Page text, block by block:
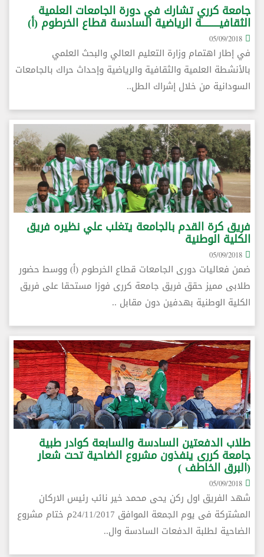
جامعة كرري تشارك في دورة الجامعات العلمية
الثقافيــــــــــة الرياضية السادسة قطاع الخرطوم (أ)
05/09/2018
في إطار اهتمام وزارة التعليم العالي والبحث العلمي
بالأنشطة العلمية والثقافية والرياضية وإحداث حراك بالجامعات
السودانية من خلال إشراك الطل..
فريق كرة القدم بالجامعة يتغلب علي نظيره فريق
الكلية الوطنية
05/09/2018
ضمن فعاليات دورى الجامعات قطاع الخرطوم (أ) ووسط حضور
طلابى مميز حقق فريق جامعة كررى فوزا مستحقا على فريق
الكلية الوطنية بهدفين دون مقابل ..
طلاب الدفعتين السادسة والسابعة كوادر طبية
جامعة كررى ينفذون مشروع الضاحية تحت شعار
(البرق الخاطف )
05/09/2018
شهد الفريق اول ركن يحى محمد خير نائب رئيس الاركان
المشتركة فى يوم الجمعة الموافق 24/11/2017م ختام مشروع
الضاحية لطلبة الدفعات السادسة وال..